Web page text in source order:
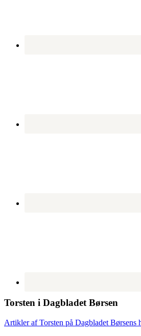
Torsten i Dagbladet Børsen
Artikler af Torsten på Dagbladet Børsens